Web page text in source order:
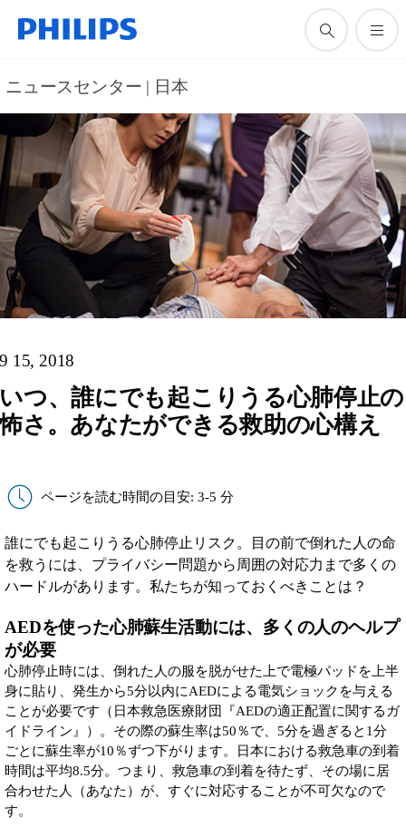
ニュースセンター | 日本
9 15, 2018
いつ、誰にでも起こりうる心肺停止の
怖さ。あなたができる救助の心構え
ページを読む時間の目安: 3-5 分
誰にでも起こりうる心肺停止リスク。目の前で倒れた人の命
を救うには、プライバシー問題から周囲の対応力まで多くの
ハードルがあります。私たちが知っておくべきことは？
AEDを使った心肺蘇生活動には、多くの人のヘルプ
が必要
心肺停止時には、倒れた人の服を脱がせた上で電極パッドを上半
身に貼り、発生から5分以内にAEDによる電気ショックを与える
ことが必要です（日本救急医療財団『AEDの適正配置に関するガ
イドライン』）。その際の蘇生率は50％で、5分を過ぎると1分
ごとに蘇生率が10％ずつ下がります。日本における救急車の到着
時間は平均8.5分。つまり、救急車の到着を待たず、その場に居
合わせた人（あなた）が、すぐに対応することが不可欠なので
す。